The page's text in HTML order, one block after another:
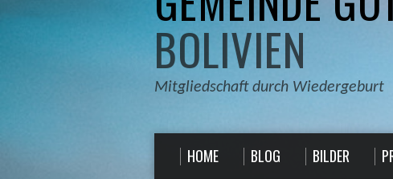
BOLIVIEN
Mitgliedschaft durch Wiedergeburt
HOME BLOG BILDER